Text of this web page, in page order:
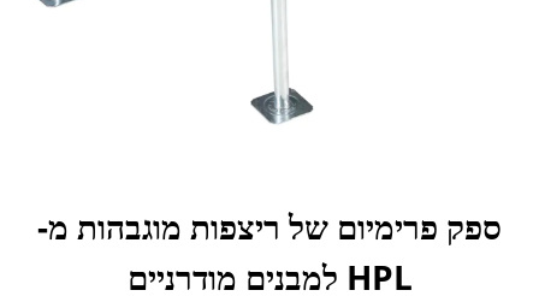
ספק פרימיום של ריצפות מוגבהות מ-
HPL למבנים מודרניים